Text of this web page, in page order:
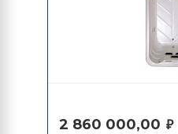
2 860 000,00 ₽